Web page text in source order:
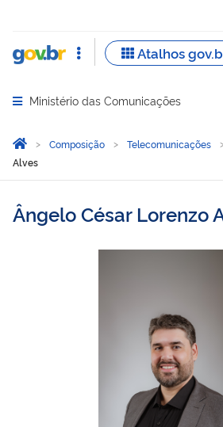
Abrir menu principal de navegação
Ministério das Comunicações
Você está aqui:
Página Inicial
Composição Telecomunicações
Alves
Ângelo César Lorenzo